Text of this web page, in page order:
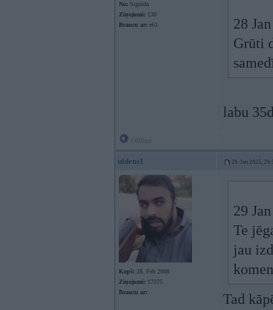
No: Sigulda
Ziņojumi: 130
Braucu ar: e61
28
Grūti
labu
uldens1 29. Jan 2025,
Kopš: 28. Feb 2008
Ziņojumi: 17375
Braucu ar:
29
Te
jau
Tad